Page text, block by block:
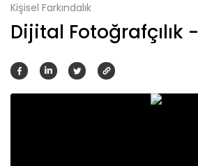
Kişisel Farkındalık
Dijital Fotoğrafçılık -